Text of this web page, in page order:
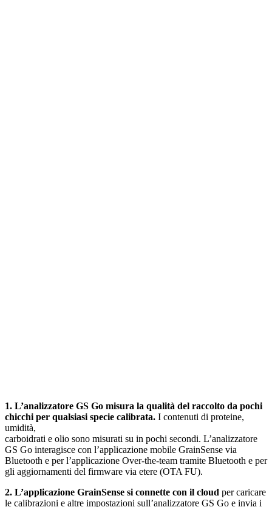
1. L’analizzatore GS Go misura la qualità del raccolto da pochi
chicchi per qualsiasi specie calibrata. I contenuti di proteine,
umidità,
carboidrati e olio sono misurati su in pochi secondi. L’analizzatore
GS Go interagisce con l’applicazione mobile GrainSense via
Bluetooth e per l’applicazione Over-the-team tramite Bluetooth e per
gli aggiornamenti del firmware via etere (OTA FU).
2. L’applicazione GrainSense si connette con il cloud per caricare
le calibrazioni e altre impostazioni sull’analizzatore GS Go e invia i